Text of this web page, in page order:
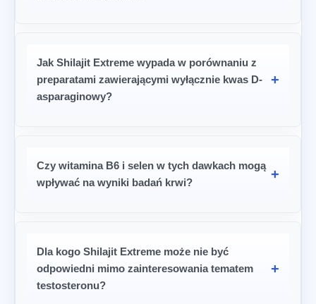
Jak Shilajit Extreme wypada w porównaniu z
preparatami zawierającymi wyłącznie kwas D-
asparaginowy?
Czy witamina B6 i selen w tych dawkach mogą
wpływać na wyniki badań krwi?
Dla kogo Shilajit Extreme może nie być
odpowiedni mimo zainteresowania tematem
testosteronu?